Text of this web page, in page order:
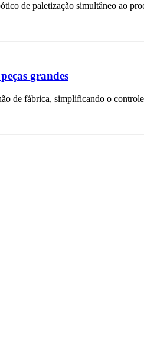
de paletização simultâneo ao
grandes
de fábrica, simplificando o